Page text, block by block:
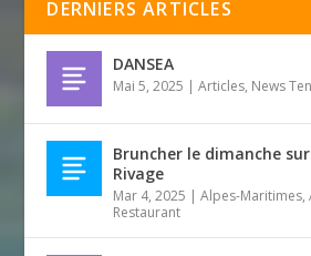
DERNIERS ARTICLES
DANSEA
Mai 5, 2025 |Articles, News
Bruncher le dimanche
Rivage
Mar 4, 2025 |Alpes-Maritimes,
Restaurant